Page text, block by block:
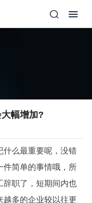
幅增加?
什么最重要呢，没错
件简单的事情哦，所
辞职了，短期间内也
越多的企业较以往更